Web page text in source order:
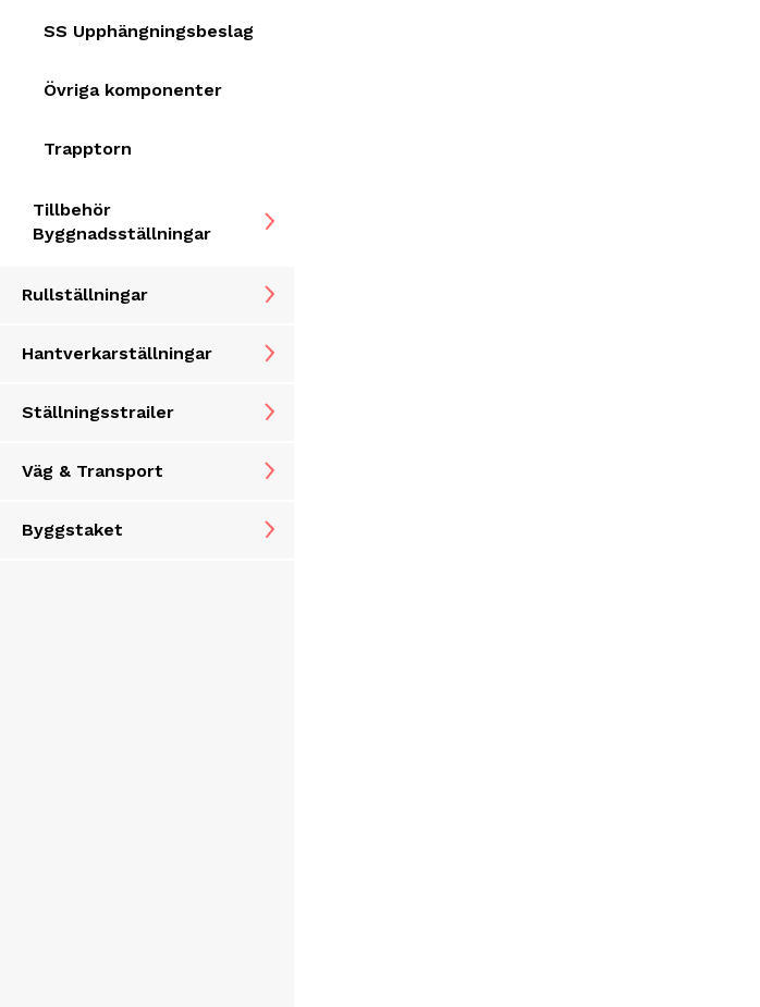
SS Upphängningsbeslag
Övriga komponenter
Trapptorn
Tillbehör
Byggnadsställningar
Rullställningar
Hantverkarställningar
Ställningsstrailer
Väg & Transport
Byggstaket